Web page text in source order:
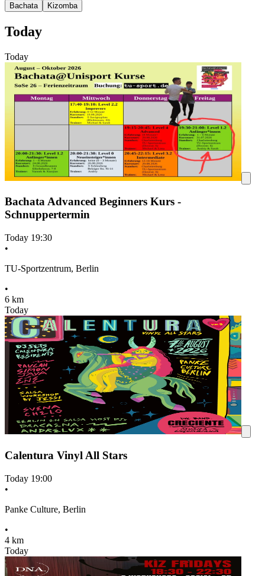
Bachata
Kizomba
Today
Today
Bachata Advanced Beginners Kurs -
Schnuppertermin
Today 19:30
•
TU-Sportzentrum, Berlin
•
6 km
Today
Calentura Vinyl All Stars
Today 19:00
•
Panke Culture, Berlin
•
4 km
Today